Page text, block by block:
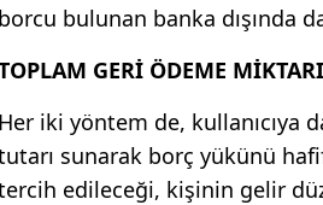
borcu bulunan banka dışında
GERİ ÖDEME
Her iki yöntem de, kullanıcıya
sunarak borç yükünü
edileceği, kişinin gelir